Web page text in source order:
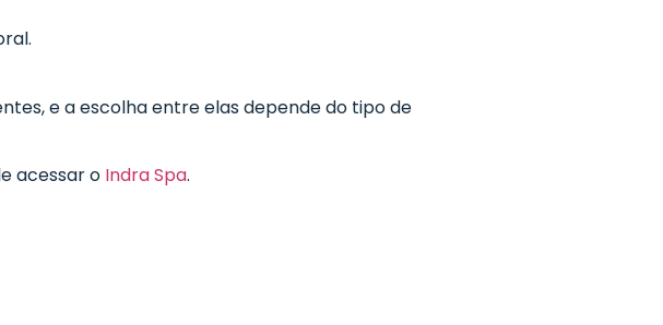
e a escolha entre elas depende do tipo de
acessar o Indra Spa.